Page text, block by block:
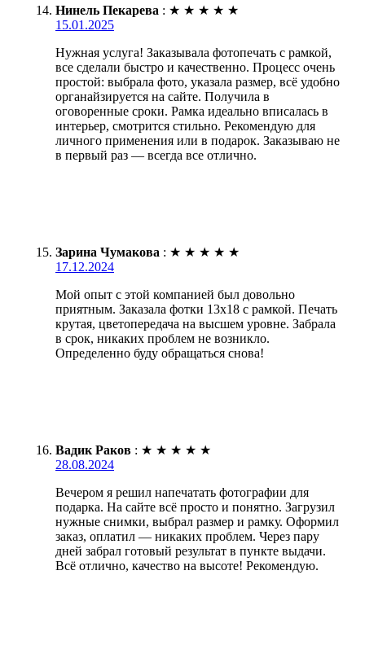
Нинель Пекарева : ★ ★ ★ ★ ★
15.01.2025
Нужная услуга! Заказывала фотопечать с рамкой,
все сделали быстро и качественно. Процесс очень
простой: выбрала фото, указала размер, всё удобно
органайзируется на сайте. Получила в
оговоренные сроки. Рамка идеально вписалась в
интерьер, смотрится стильно. Рекомендую для
личного применения или в подарок. Заказываю не
в первый раз — всегда все отлично.
Зарина Чумакова : ★ ★ ★ ★ ★
17.12.2024
Мой опыт с этой компанией был довольно
приятным. Заказала фотки 13х18 с рамкой. Печать
крутая, цветопередача на высшем уровне. Забрала
в срок, никаких проблем не возникло.
Определенно буду обращаться снова!
Вадик Раков : ★ ★ ★ ★ ★
28.08.2024
Вечером я решил напечатать фотографии для
подарка. На сайте всё просто и понятно. Загрузил
нужные снимки, выбрал размер и рамку. Оформил
заказ, оплатил — никаких проблем. Через пару
дней забрал готовый результат в пункте выдачи.
Всё отлично, качество на высоте! Рекомендую.